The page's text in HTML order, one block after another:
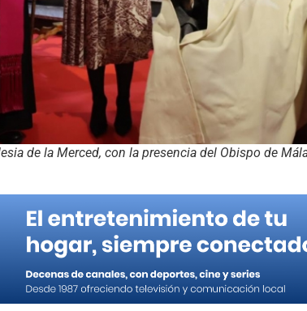
de la Merced, con la presencia del Obispo de